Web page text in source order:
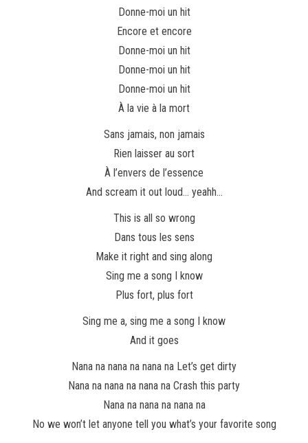
Donne-moi un hit
Encore et encore
Donne-moi un hit
Donne-moi un hit
Donne-moi un hit
À la vie à la mort
Sans jamais, non jamais
Rien laisser au sort
À l’envers de l’essence
And scream it out loud… yeahh…
This is all so wrong
Dans tous les sens
Make it right and sing along
Sing me a song I know
Plus fort, plus fort
Sing me a, sing me a song I know
And it goes
Nana na nana na nana na Let’s get dirty
Nana na nana na nana na Crash this party
Nana na nana na nana na
No we won’t let anyone tell you what’s your favorite song